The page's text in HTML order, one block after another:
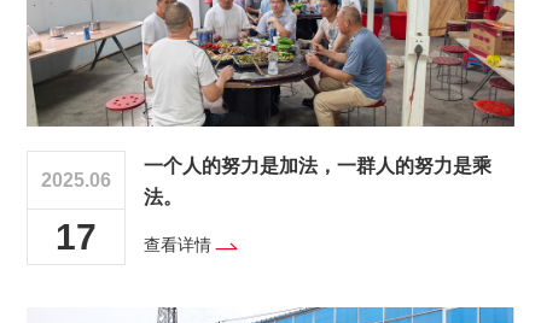
2025.06
17
一个人的努力是加法，一群人的努力是乘
法。
查看详情